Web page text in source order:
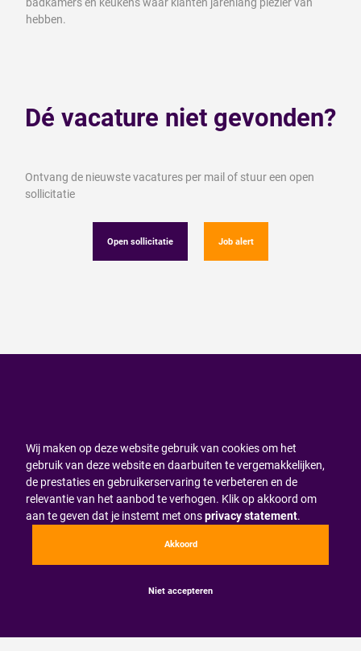
hebben.
Dé vacature niet gevonden?
Ontvang de nieuwste vacatures per mail of stuur een open
sollicitatie
Open sollicitatie Job alert
Wij maken op deze website gebruik van cookies om het
gebruik van deze website en daarbuiten te vergemakkelijken,
de prestaties en gebruikerservaring te verbeteren en de
relevantie van het aanbod te verhogen. Klik op akkoord om
aan te geven dat je instemt met onsprivacy statement.
Akkoord
Niet accepteren